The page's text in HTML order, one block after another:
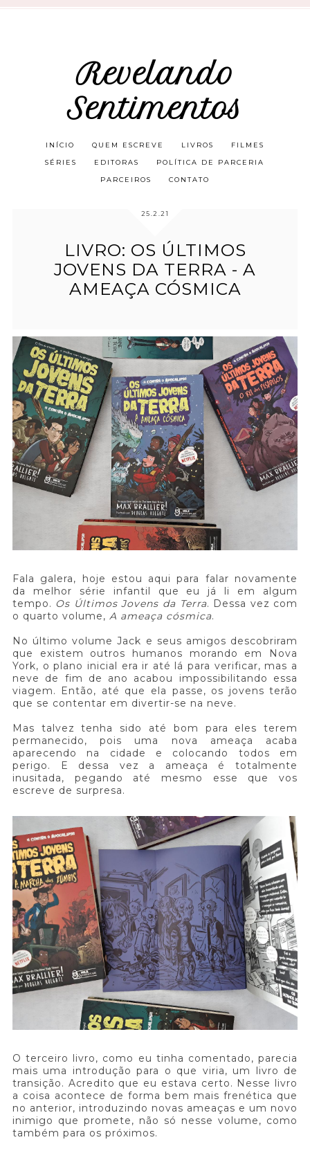
Revelando
Sentimentos
INÍCIO QUEM ESCREVE LIVROS FILMES
SÉRIES EDITORAS POLÍTICA DE PARCERIA
PARCEIROS CONTATO
25.2.21
LIVRO: OS ÚLTIMOS
JOVENS DA TERRA - A
AMEAÇA CÓSMICA
Fala galera, hoje estou aqui para falar novamente
da melhor série infantil que eu já li em algum
tempo. Os Últimos Jovens da Terra. Dessa vez com
o quarto volume, A ameaça cósmica.
No último volume Jack e seus amigos descobriram
que existem outros humanos morando em Nova
York, o plano inicial era ir até lá para verificar, mas a
neve de fim de ano acabou impossibilitando essa
viagem. Então, até que ela passe, os jovens terão
que se contentar em divertir-se na neve.
Mas talvez tenha sido até bom para eles terem
permanecido, pois uma nova ameaça acaba
aparecendo na cidade e colocando todos em
perigo. E dessa vez a ameaça é totalmente
inusitada, pegando até mesmo esse que vos
escreve de surpresa.
O terceiro livro, como eu tinha comentado, parecia
mais uma introdução para o que viria, um livro de
transição. Acredito que eu estava certo. Nesse livro
a coisa acontece de forma bem mais frenética que
no anterior, introduzindo novas ameaças e um novo
inimigo que promete, não só nesse volume, como
também para os próximos.